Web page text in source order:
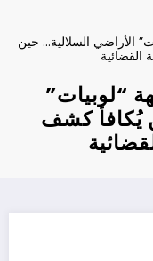
الأراضي السلالية… حين
القضائية
“لوبيات”
يُكافأ كشف